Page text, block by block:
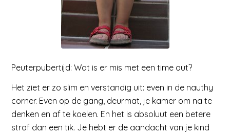
Peuterpubertijd: Wat is er mis met een time out?
Het ziet er zo slim en verstandig uit: even in de nauthy
corner. Even op de gang, deurmat, je kamer om na te
denken en af te koelen. En het is absoluut een betere
straf dan een tik. Je hebt er de aandacht van je kind